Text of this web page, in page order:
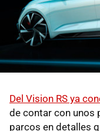
Del Vision RS ya
de contar con unos
parcos en detalles